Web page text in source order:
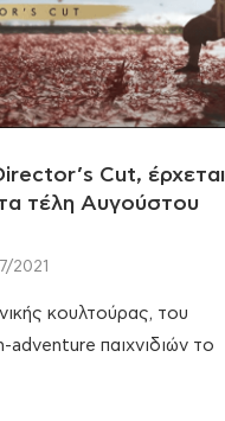
Cut, έρχεται
τέλη Αυγούστου
2021
κουλτούρας, του
παιχνιδιών το